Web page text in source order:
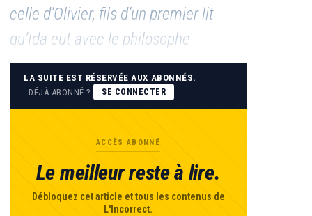
celle d’Olivier, fils d’un premier lit
qu’Ida eut avec le philosophe
LA SUITE EST RÉSERVÉE AUX ABONNÉS.
DÉJÀ ABONNÉ ?
SE CONNECTER
ACCÈS ABONNÉ
Le meilleur reste à lire.
Débloquez cet article et tous les contenus de
L'Incorrect.